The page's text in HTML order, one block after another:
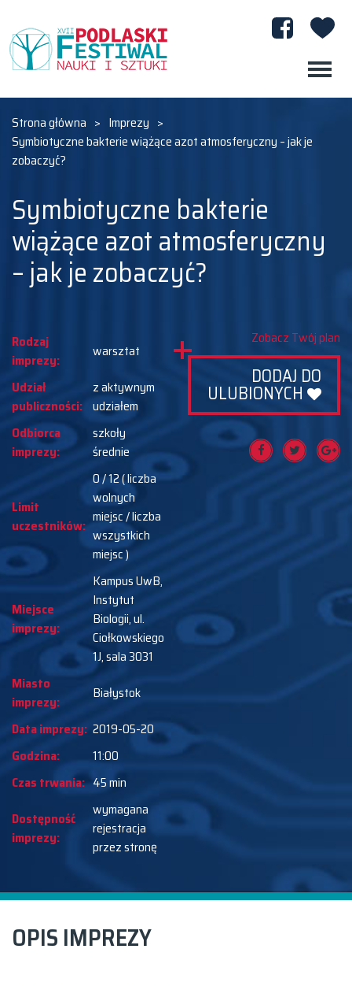
Strona główna > Imprezy >
Symbiotyczne bakterie wiążące azot atmosferyczny – jak je
zobaczyć?
Symbiotyczne bakterie
wiążące azot atmosferyczny
– jak je zobaczyć?
Rodzaj
imprezy:
warsztat
Udział
publiczności:
z aktywnym
udziałem
Odbiorca
imprezy:
szkoły
średnie
Limit
uczestników:
0 / 12 ( liczba
wolnych
miejsc / liczba
wszystkich
miejsc )
Miejsce
imprezy:
Kampus UwB,
Instytut
Biologii, ul.
Ciołkowskiego
1J, sala 3031
Miasto
imprezy:
Białystok
Data imprezy: 2019-05-20
Godzina:
11:00
Czas trwania: 45 min
Dostępność
imprezy:
wymagana
rejestracja
przez stronę
Zobacz Twój plan
DODAJ DO
ULUBIONYCH
OPIS IMPREZY